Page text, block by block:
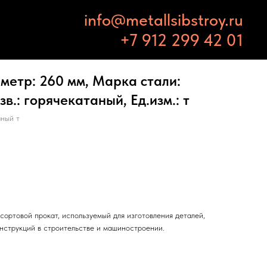
info@metallsibstroy.ru
+7 912 299 42 01
260 мм, Марка стали:
горячекатаный, Ед.изм.: т
т
прокат, используемый для изготовления деталей,
в строительстве и машиностроении.